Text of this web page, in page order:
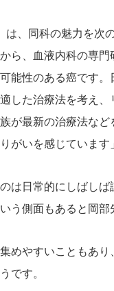
、同科の魅力を次
ら、血液内科の専
能性のある癌です
した治療法を考え
が最新の治療法な
がいを感じています
は日常的にしばし
う側面もあると岡部
めやすいこともあ
です。